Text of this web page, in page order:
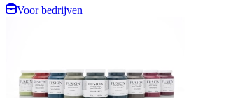
Voor bedrijven